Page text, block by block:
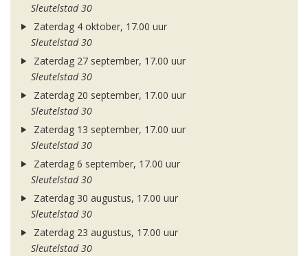
Sleutelstad 30
Zaterdag 4 oktober, 17.00 uur
Sleutelstad 30
Zaterdag 27 september, 17.00 uur
Sleutelstad 30
Zaterdag 20 september, 17.00 uur
Sleutelstad 30
Zaterdag 13 september, 17.00 uur
Sleutelstad 30
Zaterdag 6 september, 17.00 uur
Sleutelstad 30
Zaterdag 30 augustus, 17.00 uur
Sleutelstad 30
Zaterdag 23 augustus, 17.00 uur
Sleutelstad 30